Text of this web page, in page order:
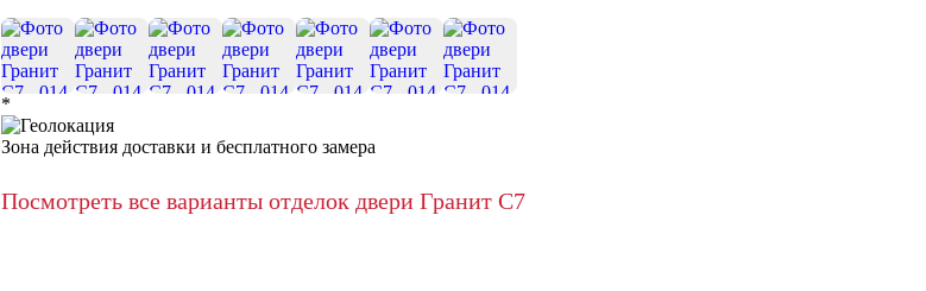
*
Зона действия доставки и бесплатного замера
Посмотреть все варианты отделок двери Гранит C7